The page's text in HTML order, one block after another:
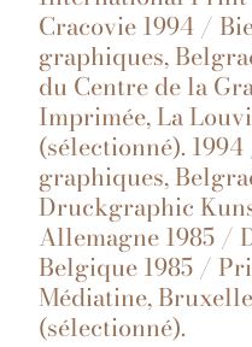
Cracovie 1994 /
graphiques,
du Centre de la
Imprimée, La
(sélectionné).
graphiques,
Druckgraphic
Allemagne 1985 /
Belgique 1985 /
Médiatine,
(sélectionné).